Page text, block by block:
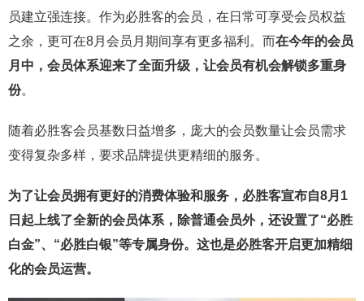
员建立强连接。作为必胜客的会员，在日常可享受会员权益
之余，更可在8月会员月期间享有更多福利。而在今年的会员
月中，会员体系迎来了全面升级，让会员有机会解锁多重身
份。
随着必胜客会员基数日益增多，庞大的会员数量让会员需求
变得复杂多样，要求品牌提供更精细的服务。
为了让会员拥有更好的消费体验和服务，必胜客宣布自8月1
日起上线了全新的会员体系，除普通会员外，还设置了“必胜
白金”、“必胜白银”等专属身份。这也是必胜客开启更加精细
化的会员运营。